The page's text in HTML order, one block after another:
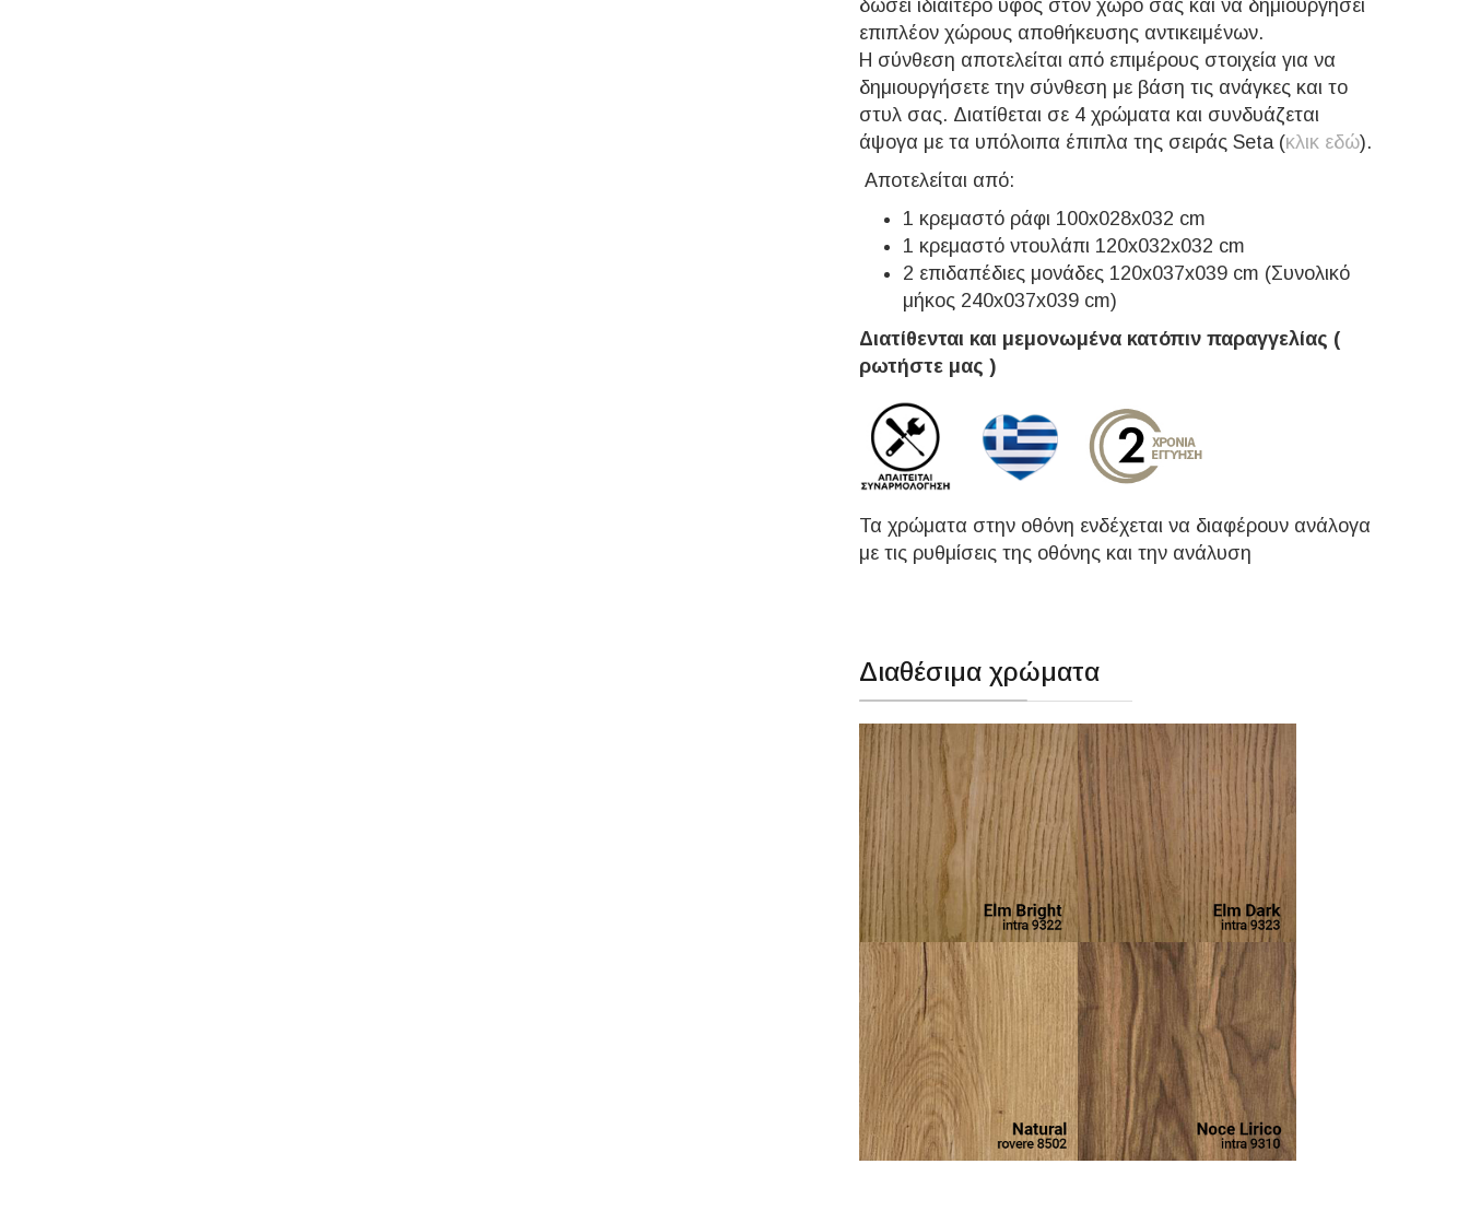
δώσει ιδιαίτερο ύφος στον χώρο σας και να δημιουργήσει
επιπλέον χώρους αποθήκευσης αντικειμένων.
Η σύνθεση αποτελείται από επιμέρους στοιχεία για να
δημιουργήσετε την σύνθεση με βάση τις ανάγκες και το
στυλ σας. Διατίθεται σε 4 χρώματα και συνδυάζεται
άψογα με τα υπόλοιπα έπιπλα της σειράς Seta (κλικ εδώ).
Αποτελείται από:
1 κρεμαστό ράφι 100x028x032 cm
1 κρεμαστό ντουλάπι 120x032x032 cm
2 επιδαπέδιες μονάδες 120x037x039 cm (Συνολικό
μήκος 240x037x039 cm)
Διατίθενται και μεμονωμένα κατόπιν παραγγελίας (
ρωτήστε μας )
Τα χρώματα στην οθόνη ενδέχεται να διαφέρουν ανάλογα
με τις ρυθμίσεις της οθόνης και την ανάλυση
Διαθέσιμα χρώματα